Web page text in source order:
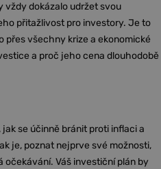
vždy dokázalo udržet svou
přitažlivost pro investory. Je to
přes všechny krize a ekonomické
a proč jeho cena dlouhodobě
se účinně bránit proti inflaci a
je, poznat nejprve své možnosti,
Váš investiční plán by